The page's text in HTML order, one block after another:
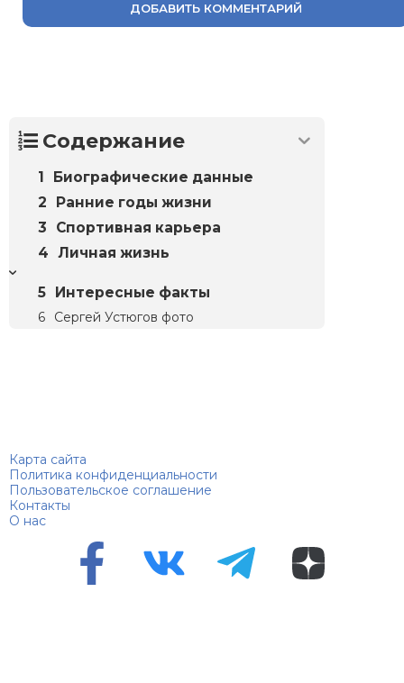
ДОБАВИТЬ КОММЕНТАРИЙ
Содержание
Биографические данные
Ранние годы жизни
Спортивная карьера
Личная жизнь
Интересные факты
Сергей Устюгов фото
Карта сайта
Политика конфиденциальности
Пользовательское соглашение
Контакты
О нас